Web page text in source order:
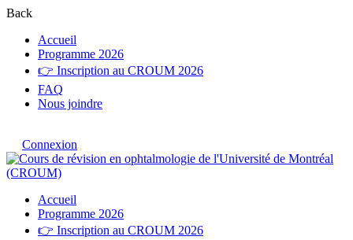
Back
Accueil
Programme 2026
👉 Inscription au CROUM 2026
FAQ
Nous joindre
Connexion
Accueil
Programme 2026
👉 Inscription au CROUM 2026